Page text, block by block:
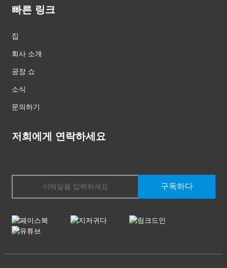
빠른 링크
집
회사 소개
공장 쇼
소식
문의하기
저희에게 연락하세요
구독하다